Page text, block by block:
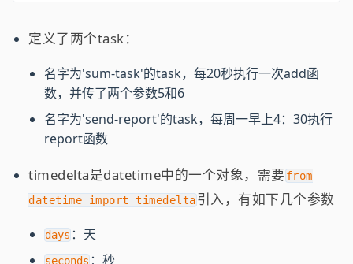
定义了两个task：
名字为'sum-task'的task，每20秒执行一次add函
数，并传了两个参数5和6
名字为'send-report'的task，每周一早上4：30执行
report函数
timedelta是datetime中的一个对象，需要 from
datetime import timedelta引入，有如下几个参数
days ：天
seconds ：秒